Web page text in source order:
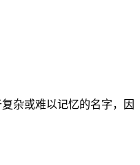
杂或难以记忆的名字，因